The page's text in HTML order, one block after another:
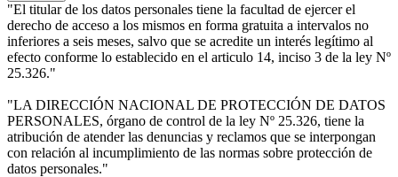
"El titular de los datos personales tiene la facultad de ejercer el
derecho de acceso a los mismos en forma gratuita a intervalos no
inferiores a seis meses, salvo que se acredite un interés legítimo al
efecto conforme lo establecido en el articulo 14, inciso 3 de la ley Nº
25.326."
"LA DIRECCIÓN NACIONAL DE PROTECCIÓN DE DATOS
PERSONALES, órgano de control de la ley Nº 25.326, tiene la
atribución de atender las denuncias y reclamos que se interpongan
con relación al incumplimiento de las normas sobre protección de
datos personales."